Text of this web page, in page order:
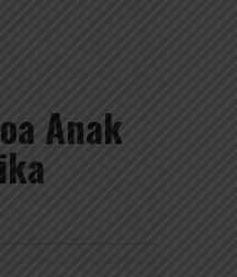
Anak